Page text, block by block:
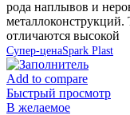
рода наплывов и
металлоконструкций.
отличаются высокой
Супер-ценаSpark Plast
Add to compare
Быстрый просмотр
В желаемое